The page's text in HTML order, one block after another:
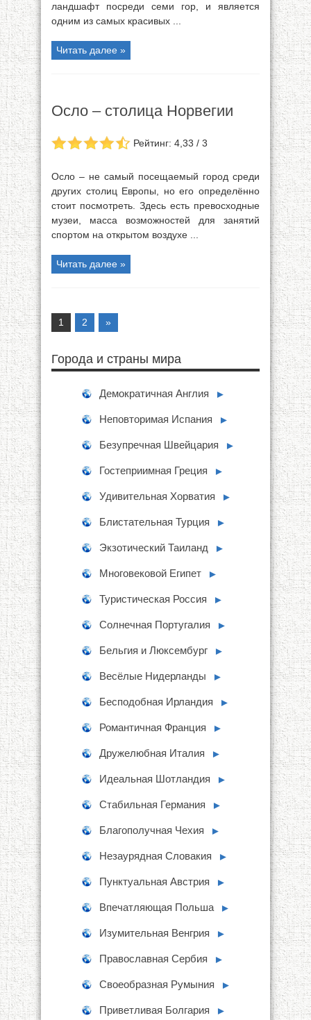
ландшафт посреди семи гор, и является
одним из самых красивых ...
Читать далее »
Осло – столица Норвегии
Рейтинг: 4,33 / 3
Осло – не самый посещаемый город среди
других столиц Европы, но его определённо
стоит посмотреть. Здесь есть превосходные
музеи, масса возможностей для занятий
спортом на открытом воздухе ...
Читать далее »
1 2 »
Города и страны мира
Демократичная Англия ►
Неповторимая Испания ►
Безупречная Швейцария ►
Гостеприимная Греция ►
Удивительная Хорватия ►
Блистательная Турция ►
Экзотический Таиланд ►
Многовековой Египет ►
Туристическая Россия ►
Солнечная Португалия ►
Бельгия и Люксембург ►
Весёлые Нидерланды ►
Бесподобная Ирландия ►
Романтичная Франция ►
Дружелюбная Италия ►
Идеальная Шотландия ►
Стабильная Германия ►
Благополучная Чехия ►
Незаурядная Словакия ►
Пунктуальная Австрия ►
Впечатляющая Польша ►
Изумительная Венгрия ►
Православная Сербия ►
Своеобразная Румыния ►
Приветливая Болгария ►